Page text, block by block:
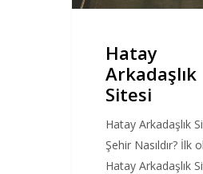
Hatay
Arkadaşlık
Sitesi
Hatay Arkadaşlık
Şehir Nasıldır? İlk
Hatay Arkadaşlık